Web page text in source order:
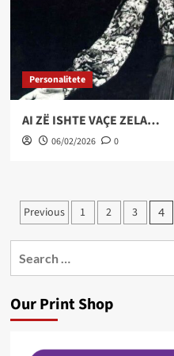
Personalitete
AI ZË ISHTE VAÇE ZELA…
06/02/2026 0
Posts
pagination
Previous 1 2 3 4
Our Print Shop